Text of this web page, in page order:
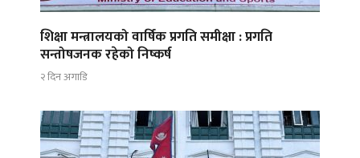
शिक्षा मन्त्रालयको वार्षिक प्रगति समीक्षा : प्रगति
सन्तोषजनक रहेको निष्कर्ष
२ दिन अगाडि